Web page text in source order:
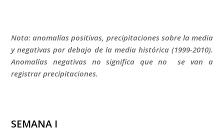
Nota: anomalías positivas, precipitaciones sobre la media
y negativas por debajo de la media histórica (1999-2010).
Anomalías negativas no significa que no se van a
registrar precipitaciones.
SEMANA I